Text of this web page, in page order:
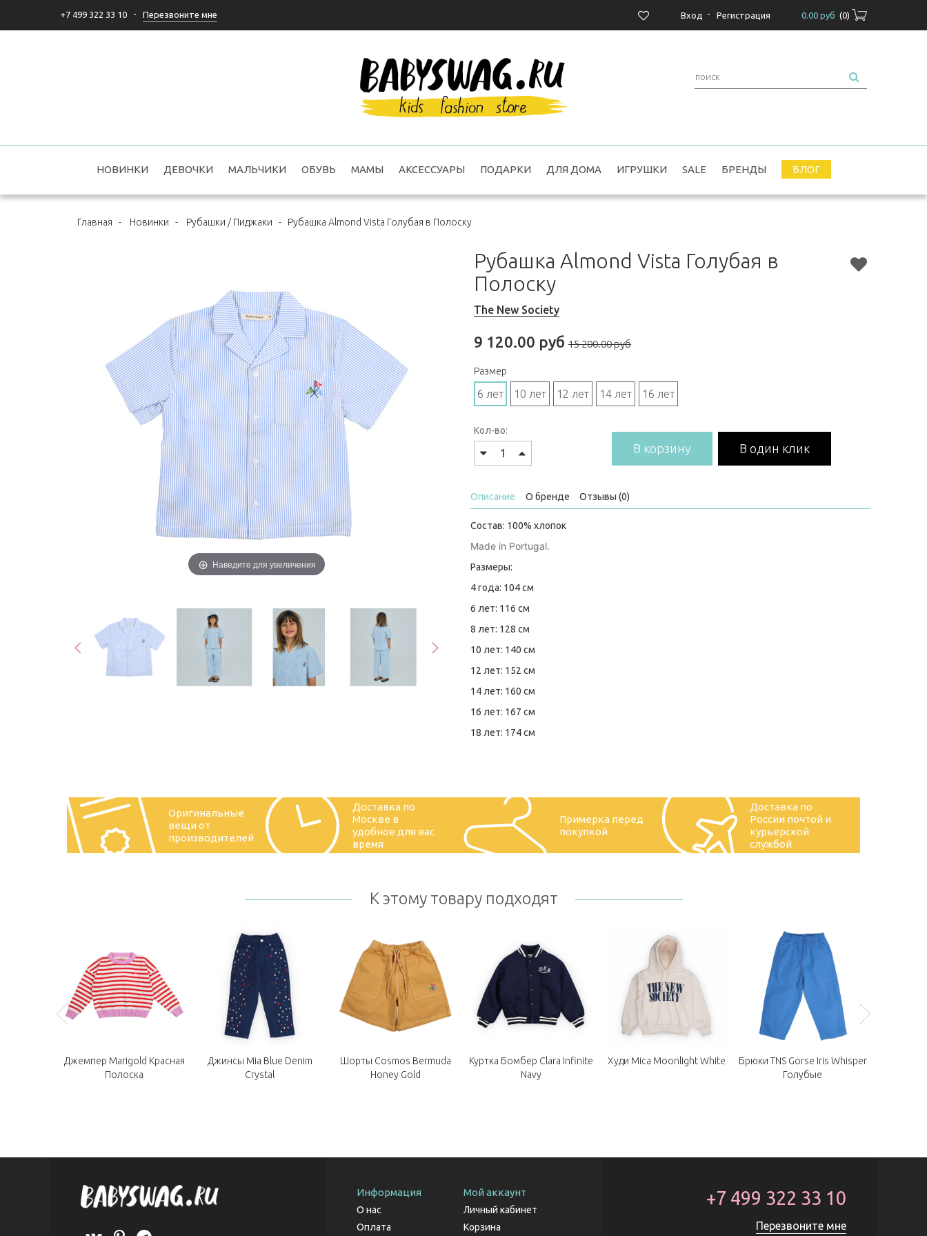
+7 499 322 33 10 - Перезвоните мне 0.00 руб (0)
Вход - Регистрация
НОВИНКИ ДЕВОЧКИ МАЛЬЧИКИ ОБУВЬ МАМЫ АКСЕССУАРЫ ПОДАРКИ ДЛЯ ДОМА ИГРУШКИ SALE БРЕНДЫ БЛОГ
Главная - Новинки - Рубашки / Пиджаки - Рубашка Almond Vista Голубая в Полоску
Наведите для увеличения
Рубашка Almond Vista Голубая в
Полоску
The New Society
9 120.00 руб 15 200.00 руб
Размер
6 лет 10 лет 12 лет 14 лет 16 лет
Кол-во:
В корзину В один клик
Описание О бренде Отзывы (0)
Состав: 100% хлопок
Made in Portugal.
Размеры:
4 года: 104 см
6 лет: 116 см
8 лет: 128 см
10 лет: 140 см
12 лет: 152 см
14 лет: 160 см
16 лет: 167 см
18 лет: 174 см
Оригинальные
вещи от
производителей
Доставка по
Москве в
удобное для вас
время
Примерка перед
покупкой
Доставка по
России почтой и
курьерской
службой
К этому товару подходят
Джемпер Marigold Красная
Полоска
Джинсы Mia Blue Denim
Crystal
Шорты Cosmos Bermuda
Honey Gold
Куртка Бомбер Clara Infinite
Navy
Худи Mica Moonlight White
Брюки TNS Gorse Iris Whisper
Голубые
Информация
О нас
Оплата
Мой аккаунт
Личный кабинет
Корзина
+7 499 322 33 10
Перезвоните мне